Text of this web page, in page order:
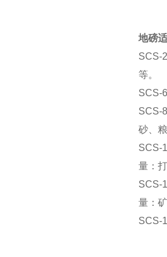
地磅
SCS-
等。
SCS-
SCS-
砂、
SCS-
量：
SCS-
量：
SCS-